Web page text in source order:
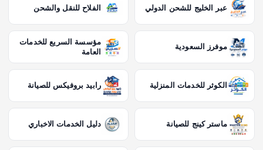
عبر الخليج للشحن الدولي الفلاح للنقل والشحن
موفرز السعودية
مؤسسة السريع للخدمات
العامة
الكوثر للخدمات المنزلية رابيد بروفيكس للصيانة
ماستر كينج للصيانة دليل الخدمات الاخباري